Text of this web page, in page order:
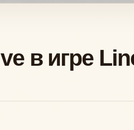
в игре